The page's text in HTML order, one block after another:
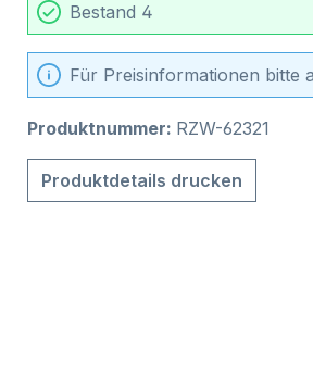
Bestand 4
Für Preisinformationen bitte
Produktnummer: RZW-62321
Produktdetails drucken